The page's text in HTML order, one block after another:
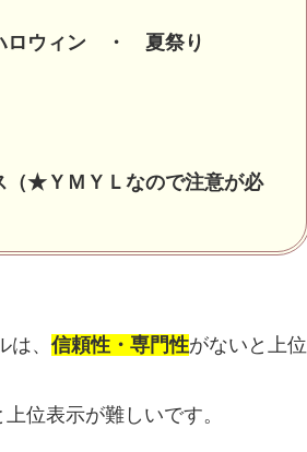
ウィン ・ 夏祭り
ＹＭＹＬなので注意が必
、 信頼性・専門性がないと上位
位表示が難しいです。